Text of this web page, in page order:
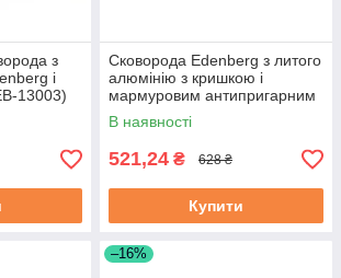
з
і
13003)
Сковорода Edenberg з литого
алюмінію з кришкою і
мармуровим антипригарним
покриттям 22 см (EB-7453)
В наявності
521,24 ₴ 628 ₴
Купити
–16%